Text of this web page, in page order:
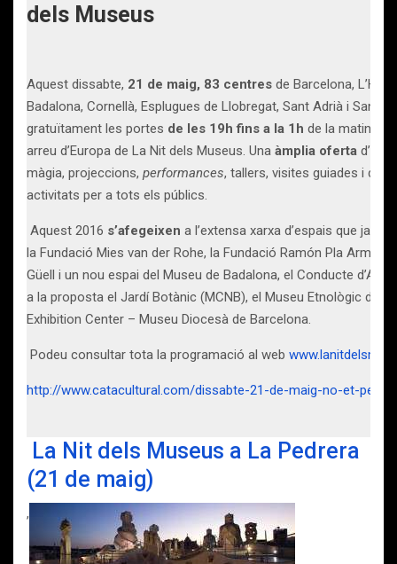
dels Museus
Aquest dissabte, 21 de maig, 83 centres de Barcelona,
Badalona, Cornellà, Esplugues de Llobregat, Sant Adrià i Santa
gratuïtament les portes de les 19h fins a la 1h de la
arreu d’Europa de La Nit dels Museus. Una àmplia oferta
màgia, projeccions, performances, tallers, visites guiades i
activitats per a tots els públics.
Aquest 2016 s’afegeixen a l’extensa xarxa d’espais que ja
la Fundació Mies van der Rohe, la Fundació Ramón Pla
Güell i un nou espai del Museu de Badalona, el Conducte
a la proposta el Jardí Botànic (MCNB), el Museu Etnològic de
Exhibition Center – Museu Diocesà de Barcelona.
Podeu consultar tota la programació al web
http://www.catacultural.com/dissabte-21-de-maig-no-et-
La Nit dels Museus a La Pedrera
(21 de maig)
,